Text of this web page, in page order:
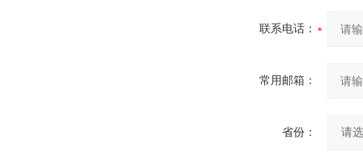
联系电话：
常用邮箱：
省份：